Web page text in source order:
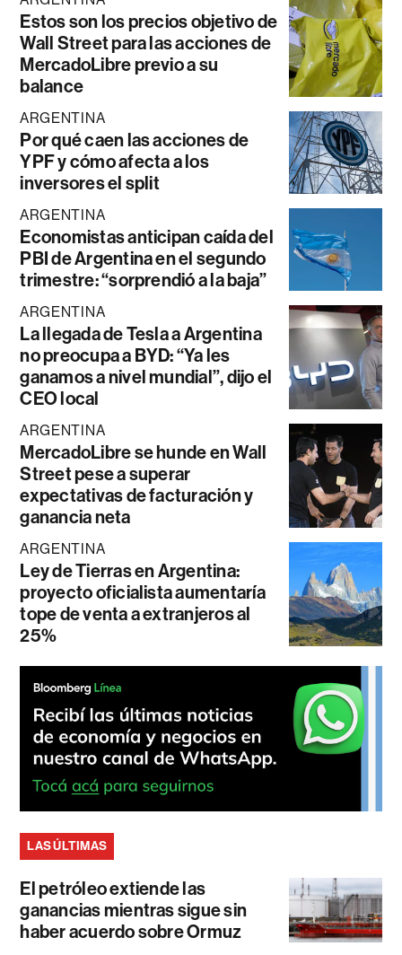
Estos son los precios objetivo de
Wall Street para las acciones de
MercadoLibre previo a su
balance
ARGENTINA
Por qué caen las acciones de
YPF y cómo afecta a los
inversores el split
ARGENTINA
Economistas anticipan caída del
PBI de Argentina en el segundo
trimestre: “sorprendió a la baja”
ARGENTINA
La llegada de Tesla a Argentina
no preocupa a BYD: “Ya les
ganamos a nivel mundial”, dijo el
CEO local
ARGENTINA
MercadoLibre se hunde en Wall
Street pese a superar
expectativas de facturación y
ganancia neta
ARGENTINA
Ley de Tierras en Argentina:
proyecto oficialista aumentaría
tope de venta a extranjeros al
25%
LAS ÚLTIMAS
El petróleo extiende las
ganancias mientras sigue sin
haber acuerdo sobre Ormuz